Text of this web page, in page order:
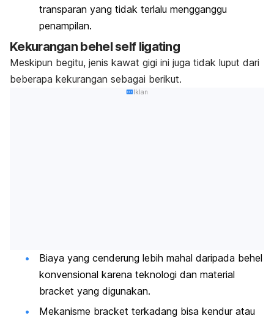
transparan yang tidak terlalu mengganggu
penampilan.
Kekurangan behel self ligating
Meskipun begitu, jenis kawat gigi ini juga tidak luput dari
beberapa kekurangan sebagai berikut.
Iklan
Biaya yang cenderung lebih mahal daripada behel
konvensional karena teknologi dan material
bracket yang digunakan.
Mekanisme bracket terkadang bisa kendur atau